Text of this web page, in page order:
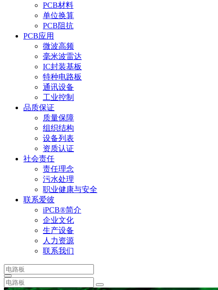
PCB材料
单位换算
PCB阻抗
PCB应用
微波高频
毫米波雷达
IC封装基板
特种电路板
通讯设备
工业控制
品质保证
质量保障
组织结构
设备列表
资质认证
社会责任
责任理念
污水处理
职业健康与安全
联系爱彼
iPCB®简介
企业文化
生产设备
人力资源
联系我们